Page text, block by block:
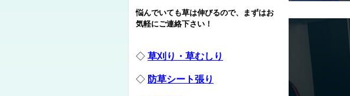
悩んでいても草は伸びるので、まずはお
気軽にご連絡下さい！
◇ 草刈り・草むしり
◇ 防草シート張り